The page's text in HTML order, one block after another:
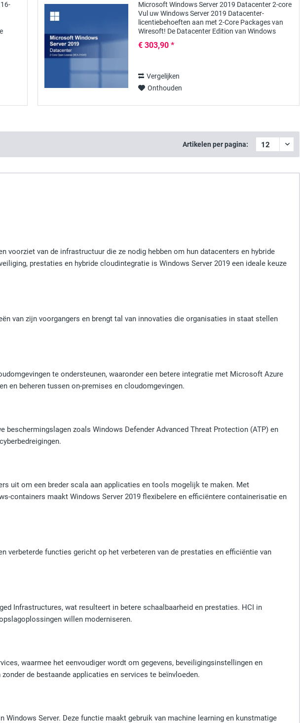
Microsoft Windows Server 2019 Datacenter 2-core
Vul uw Windows Server 2019 Datacenter-
licentiebehoeften aan met 2-Core Packages van
Wiresoft! De Datacenter Edition van Windows
grotere,...
€ 303,90 *
Vergelijken
Onthouden
Artikelen per pagina:
voorziet van de infrastructuur die ze nodig hebben om hun datacenters en hybride
prestaties en hybride cloudintegratie is Windows Server 2019 een ideale keuze
van zijn voorgangers en brengt tal van innovaties die organisaties in staat stellen
te ondersteunen, waaronder een betere integratie met Microsoft Azure
en beheren tussen on-premises en cloudomgevingen.
beschermingslagen zoals Windows Defender Advanced Threat Protection (ATP) en
uit om een breder scala aan applicaties en tools mogelijk te maken. Met
containers maakt Windows Server 2019 flexibelere en efficiëntere containerisatie en
verbeterde functies gericht op het verbeteren van de prestaties en efficiëntie van
Infrastructures, wat resulteert in betere schaalbaarheid en prestaties. HCI in
willen moderniseren.
waarmee het eenvoudiger wordt om gegevens, beveiligingsinstellingen en
de bestaande applicaties en services te beïnvloeden.
Server. Deze functie maakt gebruik van machine learning en kunstmatige